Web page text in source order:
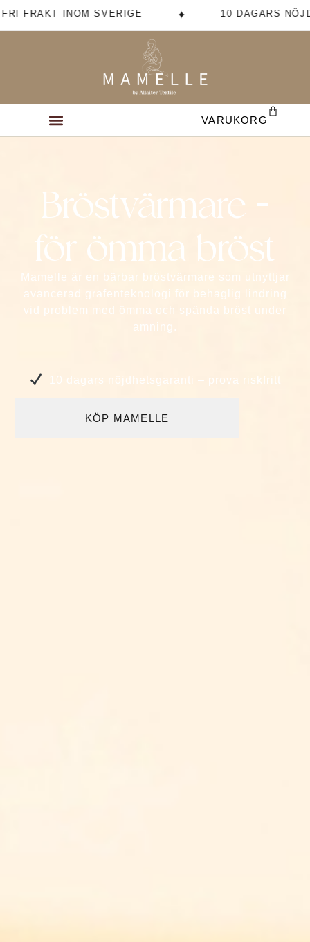
FRAKT INOM SVERIGE ✦ 10 DAGARS
VARUKORG
Bröstvärmare -
för ömma bröst
Mamelle är en bärbar bröstvärmare som utnyttjar
avancerad grafenteknologi för behaglig lindring
vid problem med ömma och spända bröst under
amning.
10 dagars nöjdhetsgaranti – prova riskfritt
KÖP MAMELLE